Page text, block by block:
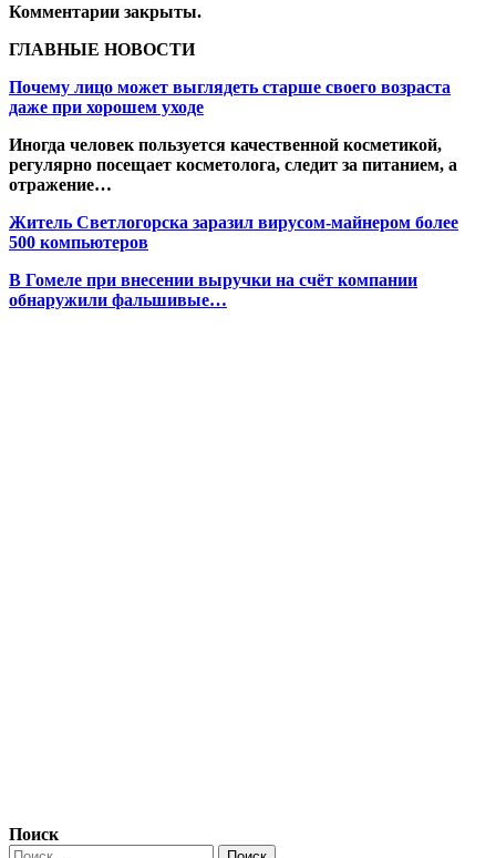
Комментарии закрыты.
ГЛАВНЫЕ НОВОСТИ
Почему лицо может выглядеть старше своего возраста
даже при хорошем уходе
Иногда человек пользуется качественной косметикой,
регулярно посещает косметолога, следит за питанием, а
отражение…
Житель Светлогорска заразил вирусом-майнером более
500 компьютеров
В Гомеле при внесении выручки на счёт компании
обнаружили фальшивые…
Поиск